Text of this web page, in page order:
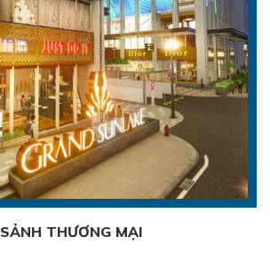
SẢNH THƯƠNG MẠI